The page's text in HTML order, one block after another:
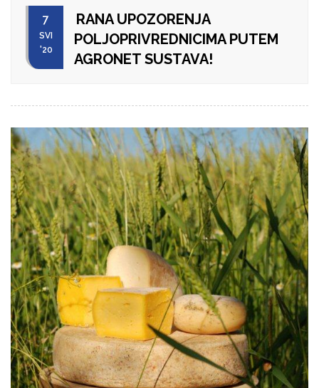
7
SVI
'20
RANA UPOZORENJA
POLJOPRIVREDNICIMA PUTEM
AGRONET SUSTAVA!